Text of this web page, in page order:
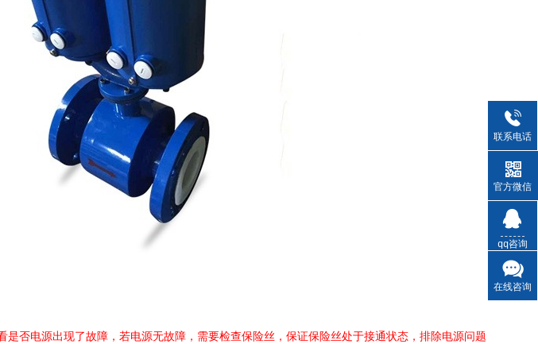
否电源出现了故障，若电源无故障，需要检查保险丝，保证保险丝处于接通状态，排除电源问题
联系电话
官方微信
qq咨询
在线咨询